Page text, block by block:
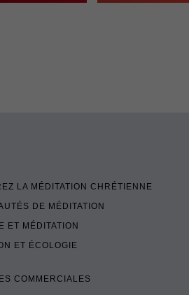
LA MÉDITATION CHRÉTIENNE
DE MÉDITATION
ET MÉDITATION
ET ÉCOLOGIE
COMMERCIALES